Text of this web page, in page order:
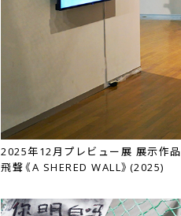
2025年12月プレビュー展 展示作品
飛聲《A SHERED WALL》(2025)